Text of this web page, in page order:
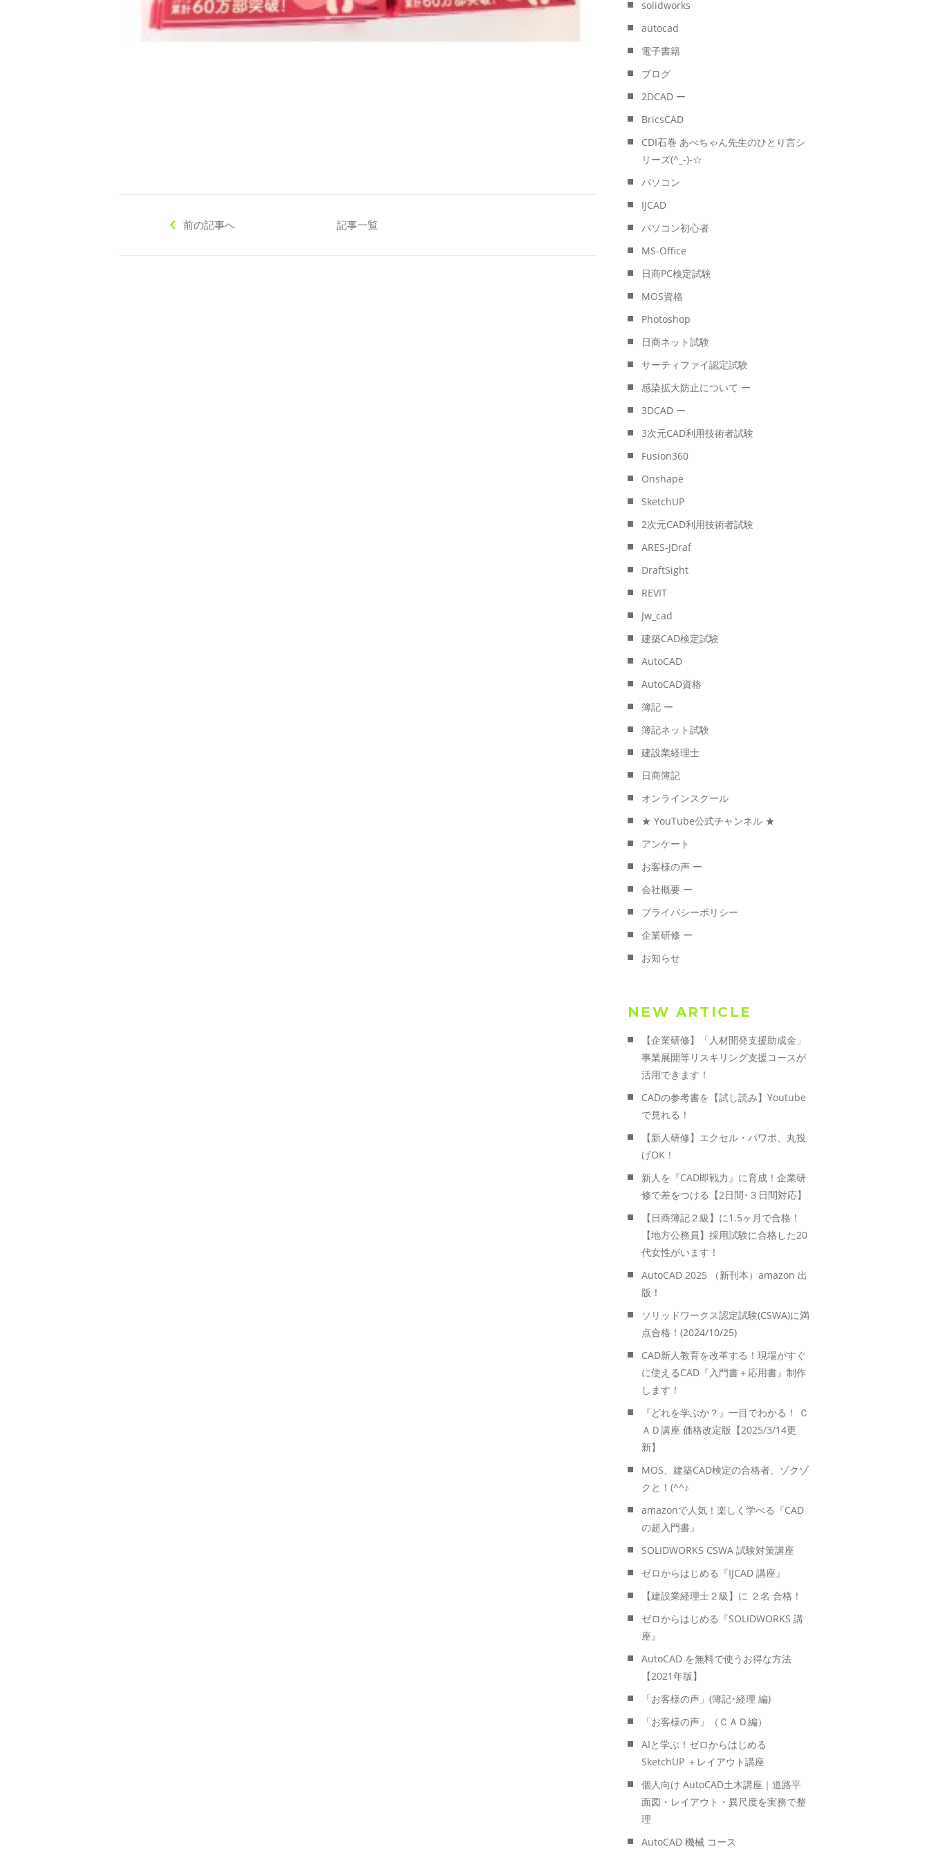
◇ 会社概要
前の記事へ 記事一覧
solidworks
autocad
電子書籍
ブログ
2DCAD ー
BricsCAD
CDI石巻 あべちゃん先生のひとり言シ
リーズ(^_-)-☆
パソコン
IJCAD
パソコン初心者
MS-Office
日商PC検定試験
MOS資格
Photoshop
日商ネット試験
サーティファイ認定試験
感染拡大防止について ー
3DCAD ー
3次元CAD利用技術者試験
Fusion360
Onshape
SketchUP
2次元CAD利用技術者試験
ARES-JDraf
DraftSight
REVIT
Jw_cad
建築CAD検定試験
AutoCAD
AutoCAD資格
簿記 ー
簿記ネット試験
建設業経理士
日商簿記
オンラインスクール
★ YouTube公式チャンネル ★
アンケート
お客様の声 ー
会社概要 ー
プライバシーポリシー
企業研修 ー
お知らせ
NEW ARTICLE
【企業研修】「人材開発支援助成金」
事業展開等リスキリング支援コースが
活用できます！
CADの参考書を【試し読み】Youtube
で見れる！
【新人研修】エクセル・パワポ、丸投
げOK！
新人を『CAD即戦力』に育成！企業研
修で差をつける【2日間･３日間対応】
【日商簿記２級】に1.5ヶ月で合格！
【地方公務員】採用試験に合格した20
代女性がいます！
AutoCAD 2025 （新刊本）amazon 出
版！
ソリッドワークス認定試験(CSWA)に満
点合格！(2024/10/25)
CAD新人教育を改革する！現場がすぐ
に使えるCAD『入門書＋応用書』制作
します！
『どれを学ぶか？』一目でわかる！ Ｃ
ＡＤ講座 価格改定版【2025/3/14更
新】
MOS、建築CAD検定の合格者、ゾクゾ
クと！(^^♪
amazonで人気！楽しく学べる『CAD
の超入門書』
SOLIDWORKS CSWA 試験対策講座
ゼロからはじめる『IJCAD 講座』
【建設業経理士２級】に ２名 合格！
ゼロからはじめる『SOLIDWORKS 講
座』
AutoCAD を無料で使うお得な方法
【2021年版】
「お客様の声」(簿記･経理 編)
「お客様の声」（ＣＡＤ編）
AIと学ぶ！ゼロからはじめる
SketchUP ＋レイアウト講座
個人向け AutoCAD土木講座｜道路平
面図・レイアウト・異尺度を実務で整
理
AutoCAD 機械 コース